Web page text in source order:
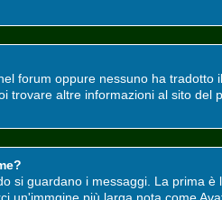
forum oppure nessuno ha
altre informazioni al sito del
si guardano i messaggi. La prima